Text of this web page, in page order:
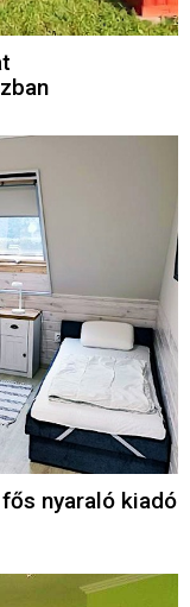
nyaraló kiadó